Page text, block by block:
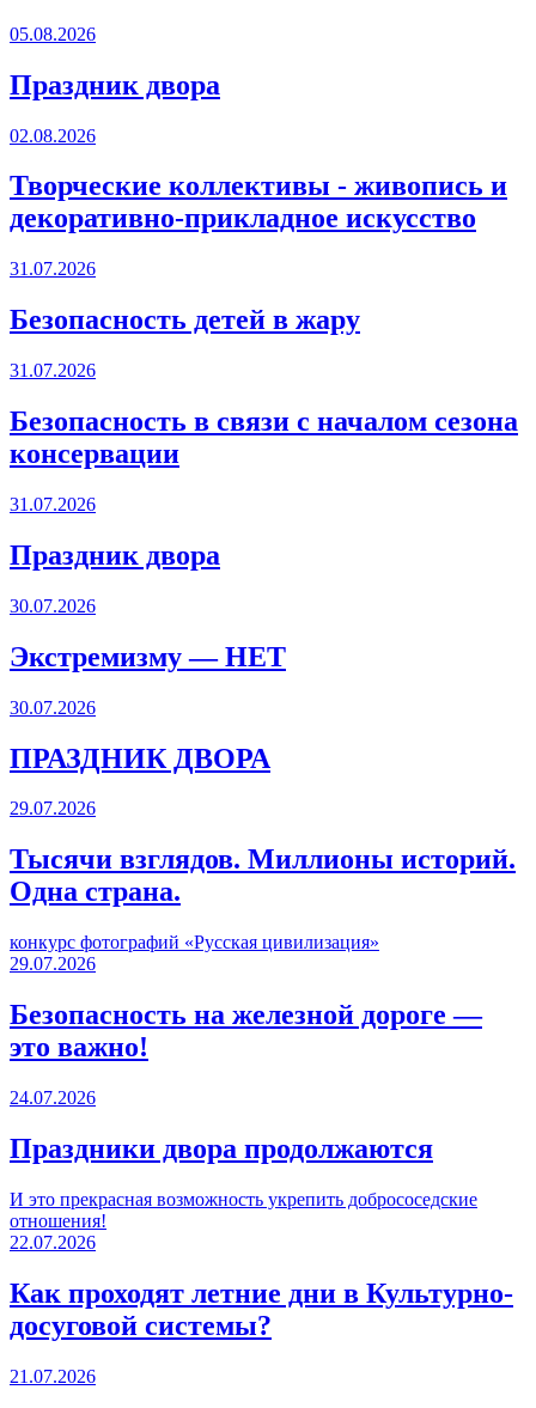
05.08.2026
Праздник двора
02.08.2026
Творческие коллективы - живопись и
декоративно-прикладное искусство
31.07.2026
Безопасность детей в жару
31.07.2026
Безопасность в связи с началом сезона
консервации
31.07.2026
Праздник двора
30.07.2026
Экстремизму — НЕТ
30.07.2026
ПРАЗДНИК ДВОРА️
29.07.2026
Тысячи взглядов. Миллионы историй.
Одна страна.
конкурс фотографий «Русская цивилизация»
29.07.2026
Безопасность на железной дороге —
это важно!
24.07.2026
Праздники двора продолжаются
И это прекрасная возможность укрепить добрососедские
отношения!
22.07.2026
Как проходят летние дни в Культурно-
досуговой системы?
21.07.2026